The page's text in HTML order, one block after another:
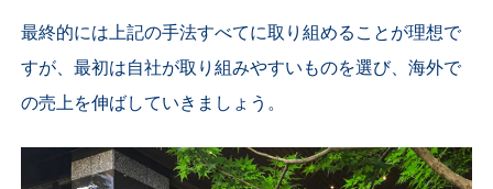
最終的には上記の手法すべてに取り組めることが理想で
すが、最初は自社が取り組みやすいものを選び、海外で
の売上を伸ばしていきましょう。